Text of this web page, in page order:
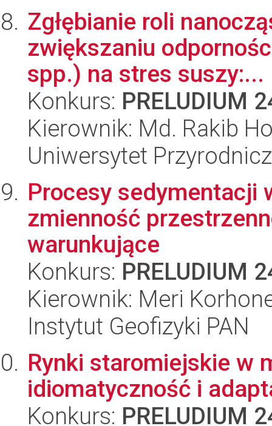
Zgłębianie roli
zwiększaniu
spp.) na stres suszy:...
Konkurs: PRELUDIUM
Kierownik: Md. Rakib
Uniwersytet
Procesy sedymentacji
zmienność
warunkujące
Konkurs: PRELUDIUM
Kierownik: Meri
Instytut Geofizyki PAN
Rynki staromiejskie w
idiomatyczność i
Konkurs: PRELUDIUM